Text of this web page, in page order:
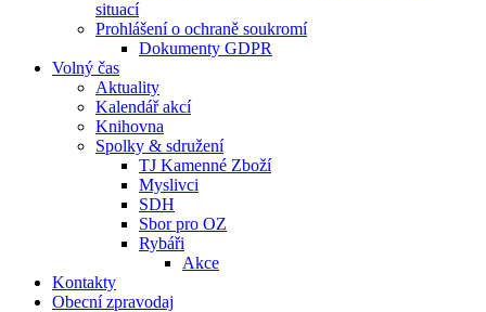
situací
Prohlášení o ochraně soukromí
Dokumenty GDPR
Volný čas
Aktuality
Kalendář akcí
Knihovna
Spolky & sdružení
TJ Kamenné Zboží
Myslivci
SDH
Sbor pro OZ
Rybáři
Akce
Kontakty
Obecní zpravodaj